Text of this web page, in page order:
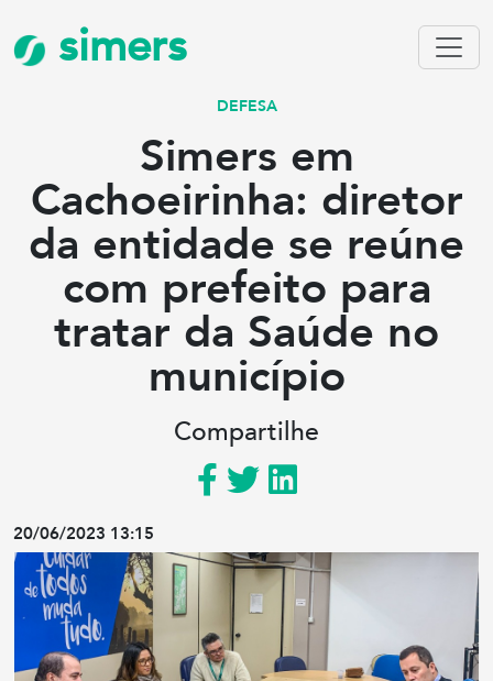
simers
DEFESA
Simers em
Cachoeirinha: diretor
da entidade se reúne
com prefeito para
tratar da Saúde no
município
Compartilhe
20/06/2023 13:15